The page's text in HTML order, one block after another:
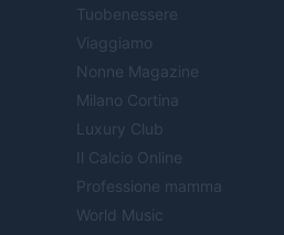
Tuobenessere
Viaggiamo
Nonne Magazine
Milano Cortina
Luxury Club
Il Calcio Online
Professione mamma
World Music